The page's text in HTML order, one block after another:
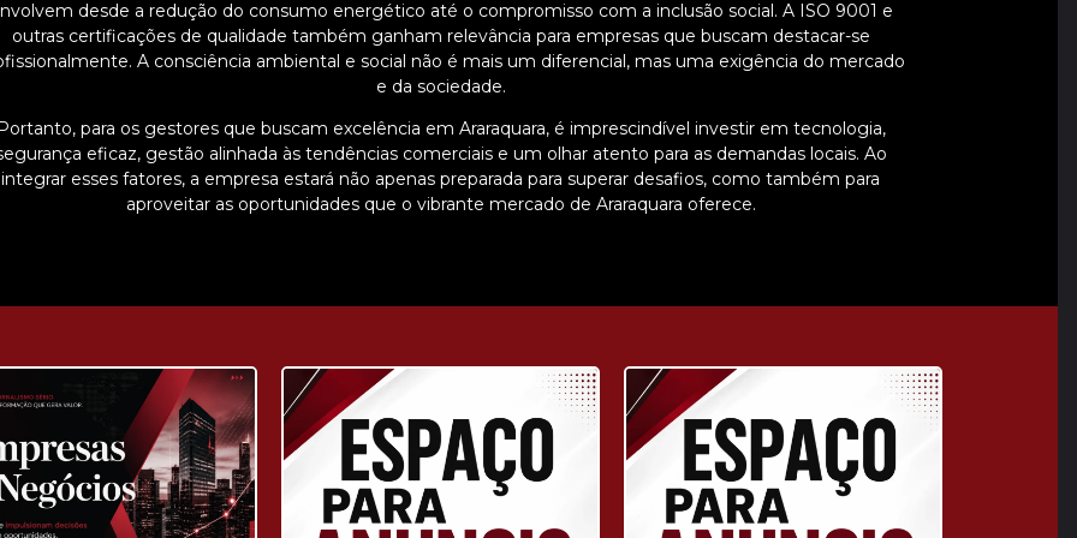
desde a redução do consumo energético até o compromisso com a inclusão social. A ISO 9001 e
outras certificações de qualidade também ganham relevância para empresas que buscam destacar-se
A consciência ambiental e social não é mais um diferencial, mas uma exigência do mercado
e da sociedade.
para os gestores que buscam excelência em Araraquara, é imprescindível investir em tecnologia,
eficaz, gestão alinhada às tendências comerciais e um olhar atento para as demandas locais. Ao
integrar esses fatores, a empresa estará não apenas preparada para superar desafios, como também para
aproveitar as oportunidades que o vibrante mercado de Araraquara oferece.